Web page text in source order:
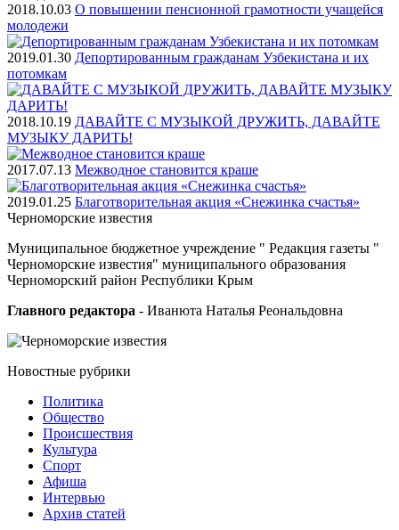
2018.10.03 О повышении пенсионной грамотности учащейся
молодежи
2019.01.30 Депортированным гражданам Узбекистана и их
потомкам
2018.10.19 ДАВАЙТЕ С МУЗЫКОЙ ДРУЖИТЬ, ДАВАЙТЕ
МУЗЫКУ ДАРИТЬ!
2017.07.13 Межводное становится краше
2019.01.25 Благотворительная акция «Снежинка счастья»
Черноморские известия
Муниципальное бюджетное учреждение " Редакция газеты "
Черноморские известия" муниципального образования
Черноморский район Республики Крым
Главного редактора - Иванюта Наталья Реональдовна
Новостные рубрики
Политика
Общество
Проиcшествия
Культура
Спорт
Афиша
Интервью
Архив статей